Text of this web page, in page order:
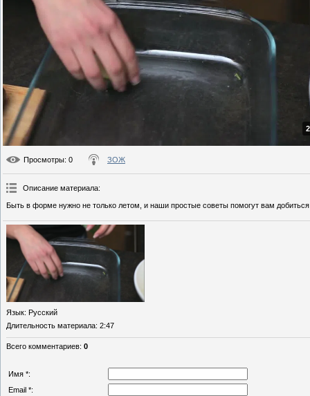
Просмотры: 0 ЗОЖ
Описание материала:
Быть в форме нужно не только летом, и наши простые советы помогут вам добиться
Язык: Русский
Длительность материала: 2:47
Всего комментариев: 0
Имя *:
Email *: